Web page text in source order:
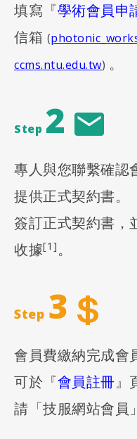
填寫『學術會員申
信箱 (
ccms.ntu.edu.tw) 。
Step 2
專人與您聯繫確認
提供正式契約書。
簽訂正式契約書，
收據[1] 。
Step 3
會員費繳納完成會
可於『會員註冊』
請「技服網站會員